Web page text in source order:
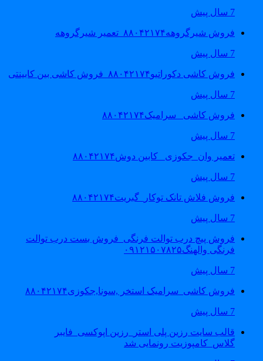
فروش شیرگروهه۸۸۰۴۲۱۷۴_تعمیر شیرگروهه
فروش کاشی دکوراتیو۸۸۰۴۲۱۷۴_فروش کاشی بین کابینتی
فروش کاشی _سرامیک۸۸۰۴۲۱۷۴
تعمیر وان_جکوزی_ کابین دوش۸۸۰۴۲۱۷۴
فروش فلاش تانک توکار_گبریت۸۸۰۴۲۱۷۴
فروش پیچ درب توالت فرنگی_فروش بست درب توالت
فرنگی والهنگ۰۹۱۲۱۵۰۷۸۲۵
فروش کاشی_سرامیک استخر ,سونا,جکوزی۸۸۰۴۲۱۷۴
قالب سایت رزین پلی استر_رزین اپوکسی_فایبر
گلاس_کامپوزیت رونمایی شد